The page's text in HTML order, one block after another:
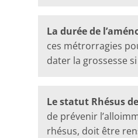
La durée de
ces métrorragies
dater la grossesse si
Le statut Rhésus
de prévenir
rhésus, doit être